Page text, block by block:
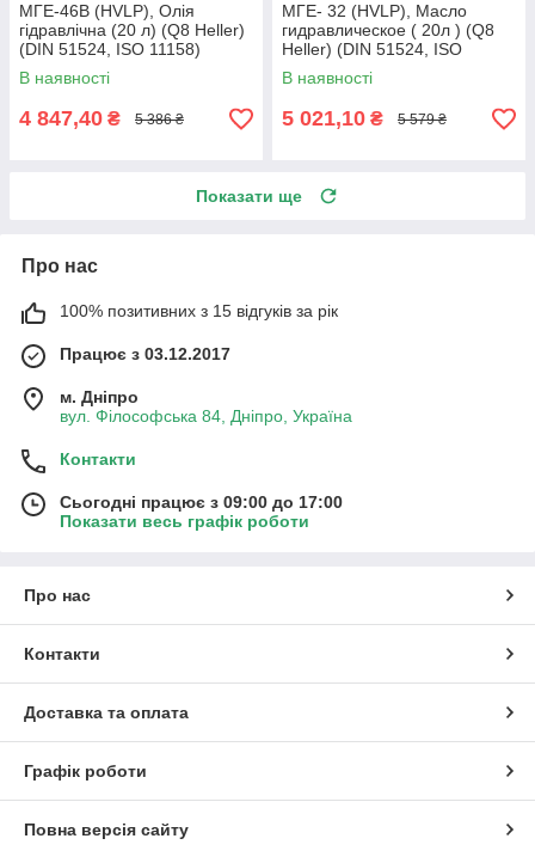
МГЕ-46В (HVLP), Олія
гідравлічна (20 л) (Q8 Heller)
(DIN 51524, ISO 11158)
В наявності
4 847,40 ₴ 5 386 ₴
МГЕ- 32 (HVLP), Масло
гидравлическое ( 20л ) (Q8
Heller) (DIN 51524, ISO
11158)
В наявності
5 021,10 ₴ 5 579 ₴
Показати ще
Про нас
100% позитивних з 15 відгуків за рік
Працює з 03.12.2017
м. Дніпро
вул. Філософська 84, Дніпро, Україна
Контакти
Сьогодні працює з 09:00 до 17:00
Показати весь графік роботи
Про нас
Контакти
Доставка та оплата
Графік роботи
Повна версія сайту